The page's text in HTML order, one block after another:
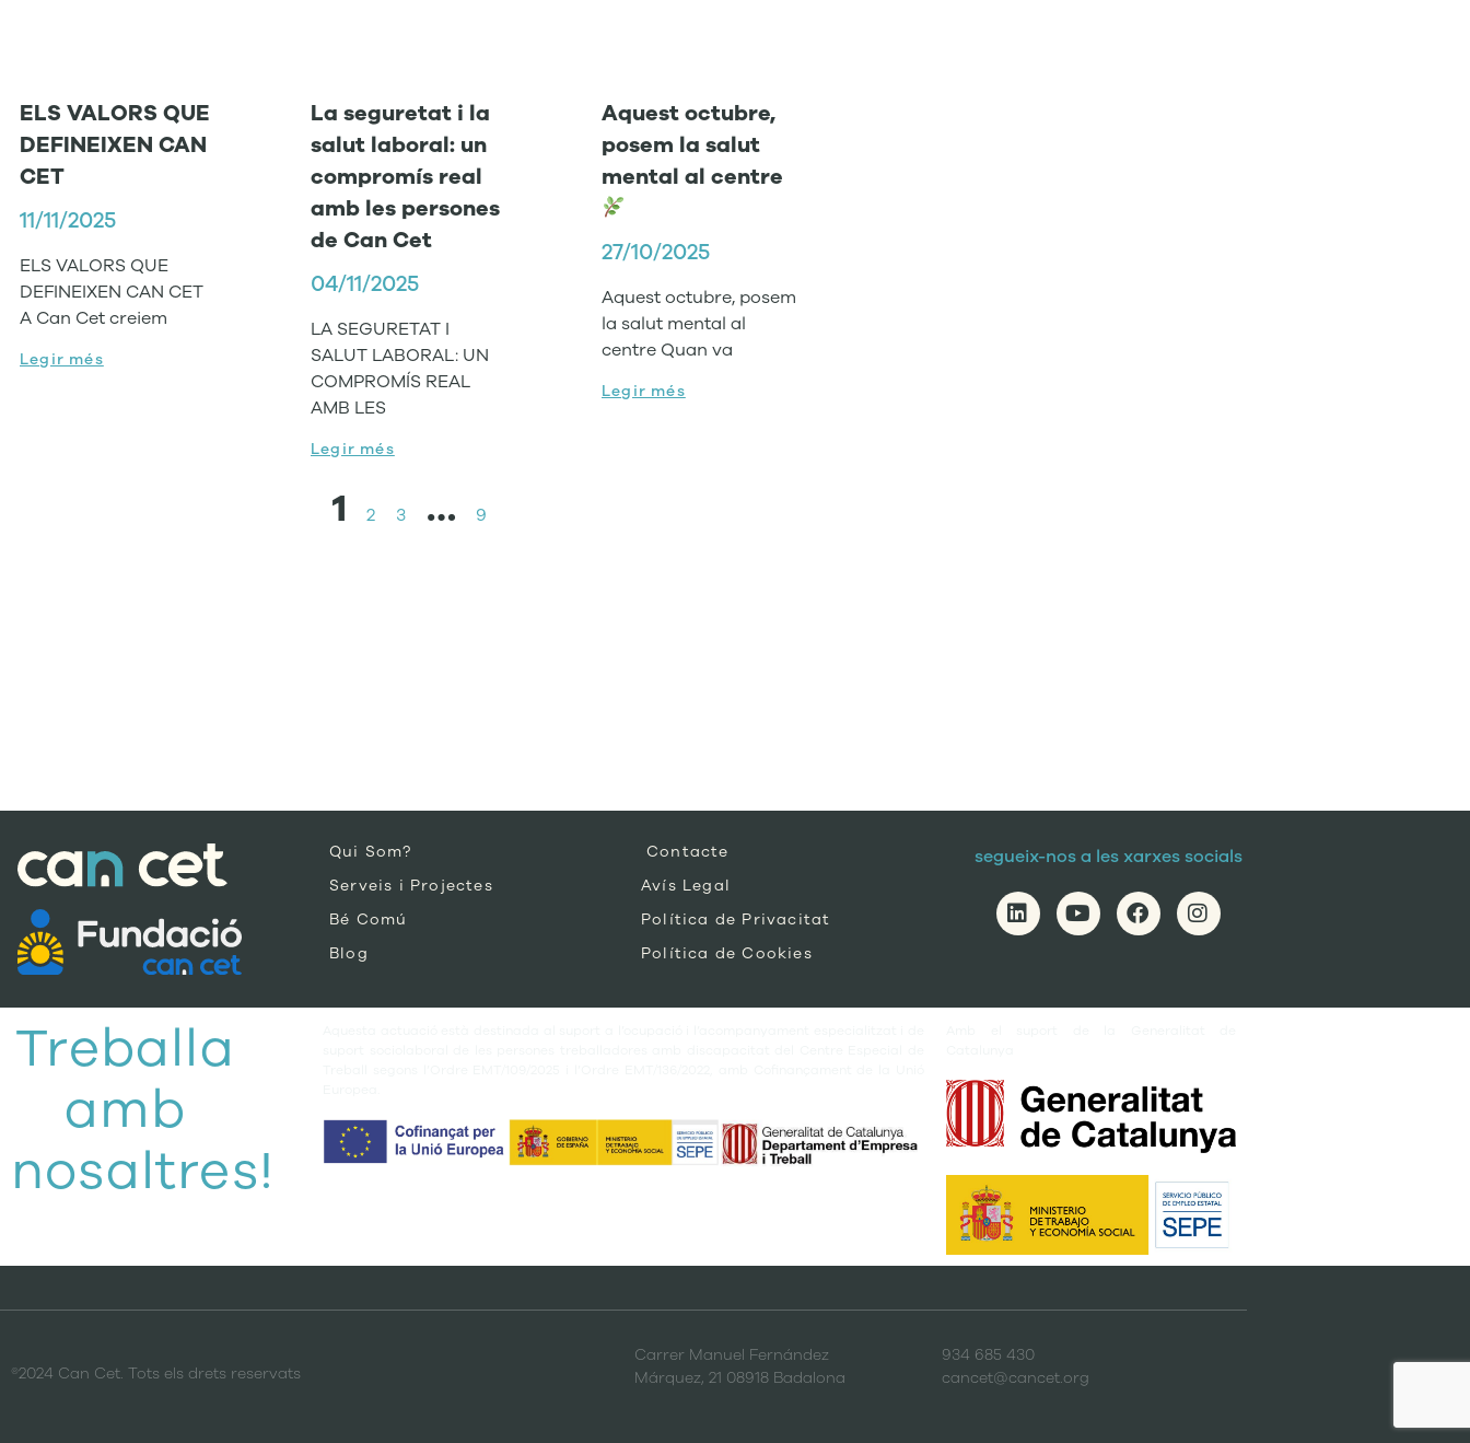
ELS VALORS QUE
DEFINEIXEN CAN
CET
11/11/2025
ELS VALORS QUE
DEFINEIXEN CAN CET
A Can Cet creiem
Legir més
La seguretat i la
salut laboral: un
compromís real
amb les persones
de Can Cet
04/11/2025
LA SEGURETAT I
SALUT LABORAL: UN
COMPROMÍS REAL
AMB LES
Legir més
Aquest octubre,
posem la salut
mental al centre
27/10/2025
Aquest octubre, posem
la salut mental al
centre Quan va
Legir més
1 2 3 … 9
Qui Som?
Serveis i Projectes
Bé Comú
Blog
Contacte
Avís Legal
Política de Privacitat
Política de Cookies
segueix-nos a les xarxes socials
Treballa
amb
nosaltres!
®2024 Can Cet. Tots els drets reservats
Carrer Manuel Fernández
Márquez, 21 08918 Badalona
934 685 430
cancet@cancet.org